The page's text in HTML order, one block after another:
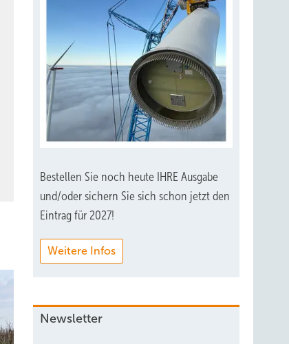
Bestellen Sie noch heute IHRE Ausgabe
und/oder sichern Sie sich schon jetzt den
Eintrag für 2027!
Weitere Infos
Newsletter